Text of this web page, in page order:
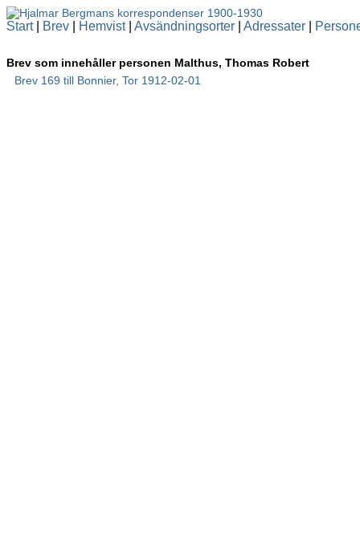
Start| Brev Hemvist| Avsändningsorter Adressater
Brev som innehåller personen Malthus, Thomas Robert
Brev 169 till Bonnier, Tor 1912-02-01